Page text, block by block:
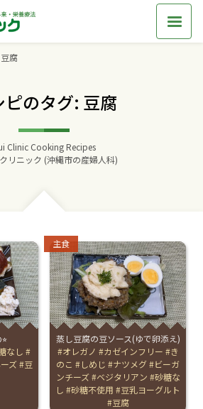
豆腐
ピのタグ: 豆腐
Clinic Cooking Recipes
リニック (沖縄市の産婦人科)
なし
ズ 豆
Categories:
主食
蒸し豆腐の豆ソース(ゆで卵添え)
Tags:
オレガノ カゼインフリー
き
のこ
しめじ ナツメグ
ビーガ
ンチーズ ベジタリアン
砂糖な
し
砂糖不使用
豆乳ヨーグルト
豆腐
Home
交通アクセス
診療料金
妊婦健診
お産について
と子の結びつき支援